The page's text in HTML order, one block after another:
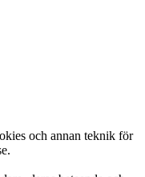
och annan teknik för